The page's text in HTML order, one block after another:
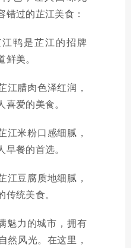
错过的芷江美食：
江鸭是芷江的招牌
美。
江腊肉色泽红润，
爱的美食。
江米粉口感细腻，
餐的首选。
江豆腐质地细腻，
统美食。
魅力的城市，拥有
然风光。在这里，